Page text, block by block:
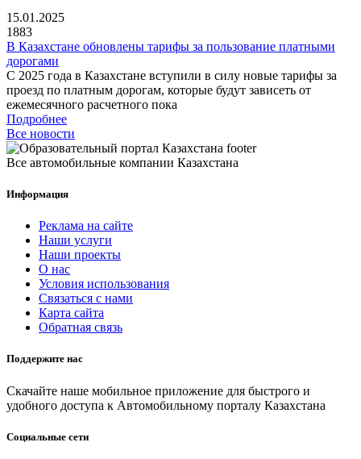
15.01.2025
1883
В Казахстане обновлены тарифы за пользование платными
дорогами
С 2025 года в Казахстане вступили в силу новые тарифы за
проезд по платным дорогам, которые будут зависеть от
ежемесячного расчетного пока
Подробнее
Все новости
Все автомобильные компании Казахстана
Информация
Реклама на сайте
Наши услуги
Наши проекты
О нас
Условия использования
Связаться с нами
Карта сайта
Обратная связь
Поддержите нас
Скачайте наше мобильное приложение для быстрого и
удобного доступа к Автомобильному порталу Казахстана
Социальные сети